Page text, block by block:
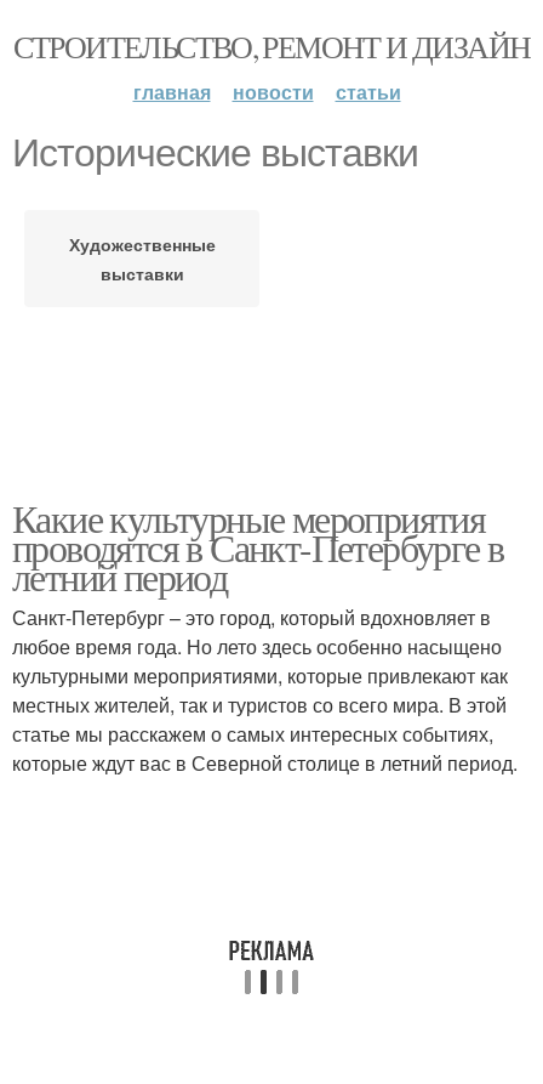
СТРОИТЕЛЬСТВО, РЕМОНТ И ДИЗАЙН
главная новости статьи
Исторические выставки
Художественные
выставки
Какие культурные мероприятия
проводятся в Санкт-Петербурге в
летний период
Санкт-Петербург – это город, который вдохновляет в
любое время года. Но лето здесь особенно насыщено
культурными мероприятиями, которые привлекают как
местных жителей, так и туристов со всего мира. В этой
статье мы расскажем о самых интересных событиях,
которые ждут вас в Северной столице в летний период.